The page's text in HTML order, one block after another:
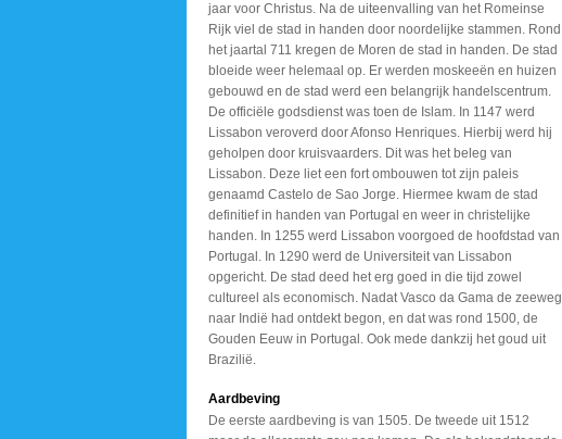
jaar voor Christus. Na de uiteenvalling van het Romeinse
Rijk viel de stad in handen door noordelijke stammen. Rond
het jaartal 711 kregen de Moren de stad in handen. De stad
bloeide weer helemaal op. Er werden moskeeën en huizen
gebouwd en de stad werd een belangrijk handelscentrum.
De officiële godsdienst was toen de Islam. In 1147 werd
Lissabon veroverd door Afonso Henriques. Hierbij werd hij
geholpen door kruisvaarders. Dit was het beleg van
Lissabon. Deze liet een fort ombouwen tot zijn paleis
genaamd Castelo de Sao Jorge. Hiermee kwam de stad
definitief in handen van Portugal en weer in christelijke
handen. In 1255 werd Lissabon voorgoed de hoofdstad van
Portugal. In 1290 werd de Universiteit van Lissabon
opgericht. De stad deed het erg goed in die tijd zowel
cultureel als economisch. Nadat Vasco da Gama de zeeweg
naar Indië had ontdekt begon, en dat was rond 1500, de
Gouden Eeuw in Portugal. Ook mede dankzij het goud uit
Brazilië.
Aardbeving
De eerste aardbeving is van 1505. De tweede uit 1512